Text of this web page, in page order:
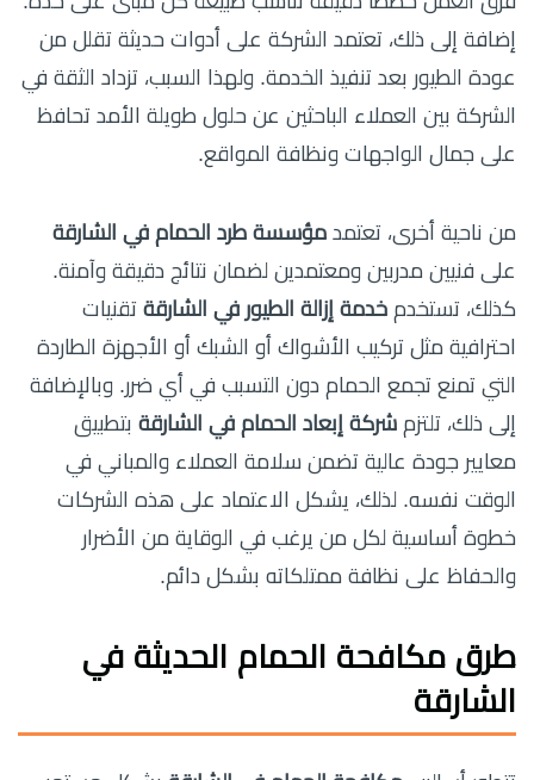
إضافة إلى ذلك، تعتمد الشركة على أدوات حديثة تقلل من
عودة الطيور بعد تنفيذ الخدمة. ولهذا السبب، تزداد الثقة في
الشركة بين العملاء الباحثين عن حلول طويلة الأمد تحافظ
على جمال الواجهات ونظافة المواقع.
من ناحية أخرى، تعتمد مؤسسة طرد الحمام في الشارقة
على فنيين مدربين ومعتمدين لضمان نتائج دقيقة وآمنة.
كذلك، تستخدم خدمة إزالة الطيور في الشارقة تقنيات
احترافية مثل تركيب الأشواك أو الشبك أو الأجهزة الطاردة
التي تمنع تجمع الحمام دون التسبب في أي ضرر. وبالإضافة
إلى ذلك، تلتزم شركة إبعاد الحمام في الشارقة بتطبيق
معايير جودة عالية تضمن سلامة العملاء والمباني في
الوقت نفسه. لذلك، يشكل الاعتماد على هذه الشركات
خطوة أساسية لكل من يرغب في الوقاية من الأضرار
والحفاظ على نظافة ممتلكاته بشكل دائم.
طرق مكافحة الحمام الحديثة في
الشارقة